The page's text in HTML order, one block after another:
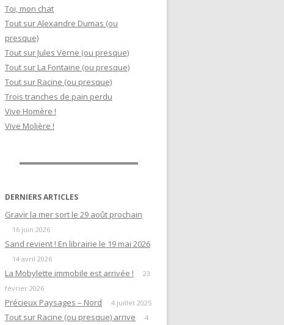
Toi, mon chat
Tout sur Alexandre Dumas (ou
presque)
Tout sur Jules Verne (ou presque)
Tout sur La Fontaine (ou presque)
Tout sur Racine (ou presque)
Trois tranches de pain perdu
Vive Homère !
Vive Molière !
DERNIERS ARTICLES
Gravir la mer sort le 29 août prochain
16 juin 2026
Sand revient ! En librairie le 19 mai 2026
14 avril 2026
La Mobylette immobile est arrivée !
23
février 2026
Précieux Paysages – Nord 4 juillet 2025
Tout sur Racine (ou presque) arrive
4